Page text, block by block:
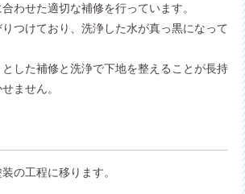
わせた適切な補修を行っています。
つけており、洗浄した水が真っ黒になって
した補修と洗浄で下地を整えることが長持
ません。
の工程に移ります。